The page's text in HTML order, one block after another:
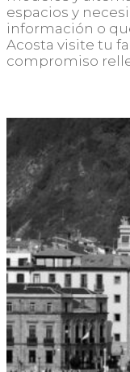
espacios y
información o
Acosta visite tu
compromiso